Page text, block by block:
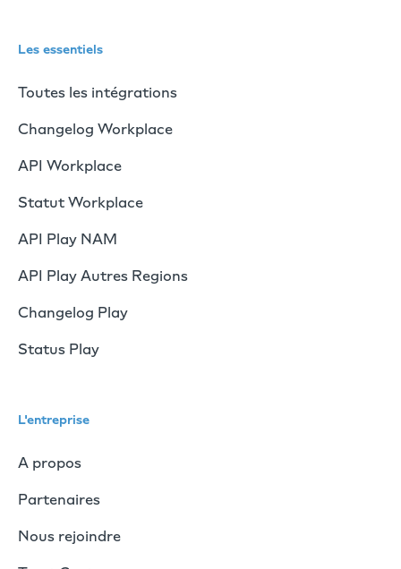
Les essentiels
Toutes les intégrations
Changelog Workplace
API Workplace
Statut Workplace
API Play NAM
API Play Autres Regions
Changelog Play
Status Play
L'entreprise
A propos
Partenaires
Nous rejoindre